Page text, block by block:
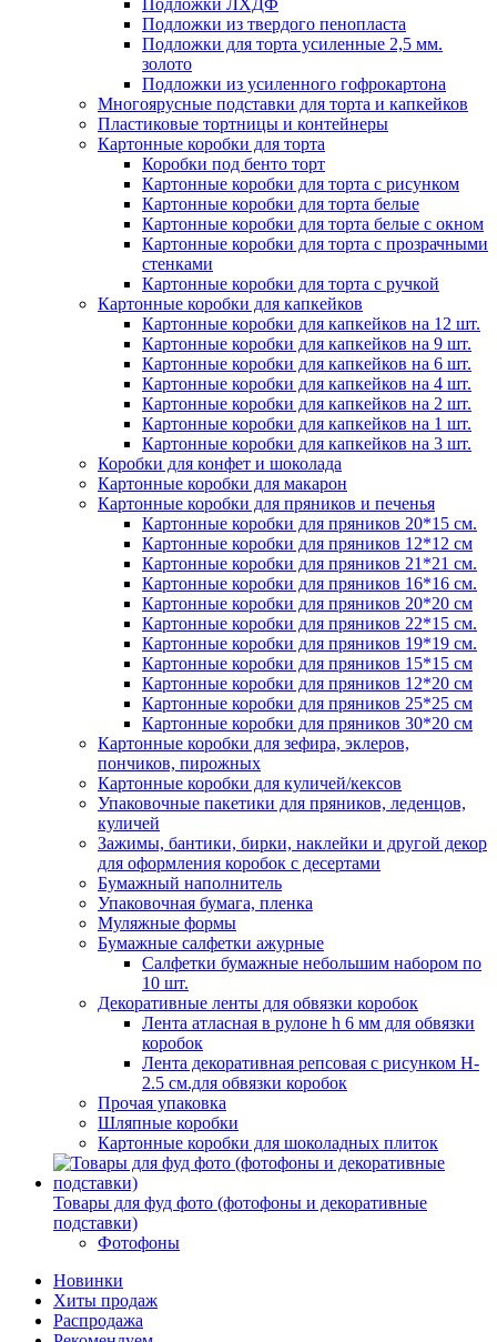
Подложки ЛХДФ
Подложки из твердого пенопласта
Подложки для торта усиленные 2,5 мм.
золото
Подложки из усиленного гофрокартона
Многоярусные подставки для торта и капкейков
Пластиковые тортницы и контейнеры
Картонные коробки для торта
Коробки под бенто торт
Картонные коробки для торта с рисунком
Картонные коробки для торта белые
Картонные коробки для торта белые с окном
Картонные коробки для торта с прозрачными
стенками
Картонные коробки для торта с ручкой
Картонные коробки для капкейков
Картонные коробки для капкейков на 12 шт.
Картонные коробки для капкейков на 9 шт.
Картонные коробки для капкейков на 6 шт.
Картонные коробки для капкейков на 4 шт.
Картонные коробки для капкейков на 2 шт.
Картонные коробки для капкейков на 1 шт.
Картонные коробки для капкейков на 3 шт.
Коробки для конфет и шоколада
Картонные коробки для макарон
Картонные коробки для пряников и печенья
Картонные коробки для пряников 20*15 см.
Картонные коробки для пряников 12*12 см
Картонные коробки для пряников 21*21 см.
Картонные коробки для пряников 16*16 см.
Картонные коробки для пряников 20*20 см
Картонные коробки для пряников 22*15 см.
Картонные коробки для пряников 19*19 см.
Картонные коробки для пряников 15*15 см
Картонные коробки для пряников 12*20 см
Картонные коробки для пряников 25*25 см
Картонные коробки для пряников 30*20 см
Картонные коробки для зефира, эклеров,
пончиков, пирожных
Картонные коробки для куличей/кексов
Упаковочные пакетики для пряников, леденцов,
куличей
Зажимы, бантики, бирки, наклейки и другой декор
для оформления коробок с десертами
Бумажный наполнитель
Упаковочная бумага, пленка
Муляжные формы
Бумажные салфетки ажурные
Салфетки бумажные небольшим набором по
10 шт.
Декоративные ленты для обвязки коробок
Лента атласная в рулоне h 6 мм для обвязки
коробок
Лента декоративная репсовая с рисунком H-
2.5 см.для обвязки коробок
Прочая упаковка
Шляпные коробки
Картонные коробки для шоколадных плиток
Товары для фуд фото (фотофоны и декоративные
подставки)
Фотофоны
Новинки
Хиты продаж
Распродажа